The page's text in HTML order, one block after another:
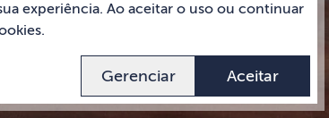
experiência. Ao aceitar o uso ou continuar
Gerenciar Aceitar